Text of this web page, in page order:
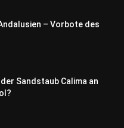
– Vorbote des
Sandstaub Calima an